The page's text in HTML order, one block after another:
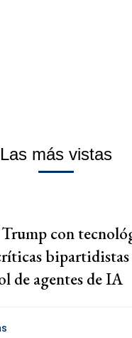
Las más vistas
Trump con
bipartidistas
de agentes de IA